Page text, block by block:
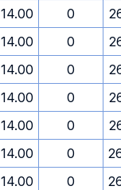
14.00 0
14.00 0
14.00 0
14.00 0
14.00 0
14.00 0
14.00 0